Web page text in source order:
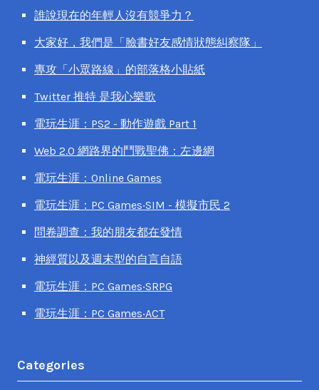
誰說現在的年輕人沒有競爭力？
大家好，我們是「臉書好友感情狀態糾察隊」
專攻「小眾路線」的部落格小貼紙
Twitter 推特 是我心樂歌
電玩生涯：PS2 - 動作遊戲 Part 1
Web 2.0 網路界的鬥戰聖佛：左邊網
電玩生涯：Online Games
電玩生涯：PC Games‧SIM - 模擬市民 2
問卷調查：我的朋友都在發情
神經質以及週末型的自言自語
電玩生涯：PC Games‧SRPG
電玩生涯：PC Games‧ACT
Categories